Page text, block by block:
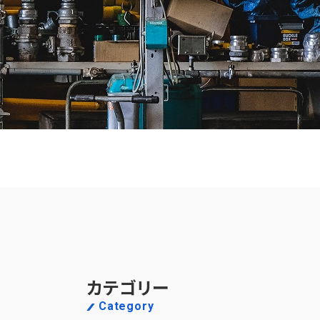
カテゴリー
Category